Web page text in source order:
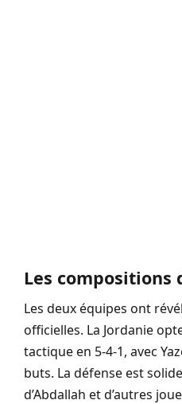
Les compositions
Les deux équipes ont
officielles. La Jordanie
tactique en 5-4-1, avec
buts. La défense est
d’Abdallah et d’autres